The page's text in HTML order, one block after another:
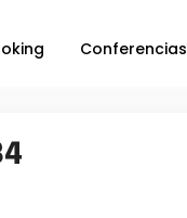
Conferencias